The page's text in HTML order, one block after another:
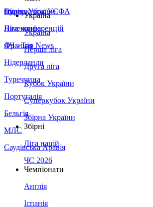
Збірна України
Італія
Німеччина
Франція
Нідерланди
Туреччина
Португалія
Бельгія
МЛС
Саудівська Аравія
Суперкубок УЄФА
Ліга конференцій
ЛЧ - Top News
Україна
Україна
Перша ліга
Друга ліга
Кубок України
Суперкубок України
Збірна України
Збірні
Ліга націй
ЧС 2026
Чемпіонати
Англія
Іспанія